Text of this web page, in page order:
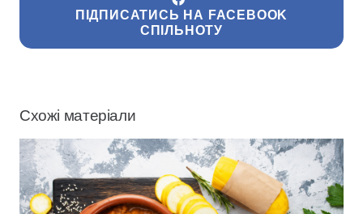
ПІДПИСАТИСЬ НА FACEBOOK
СПІЛЬНОТУ
Схожі матеріали